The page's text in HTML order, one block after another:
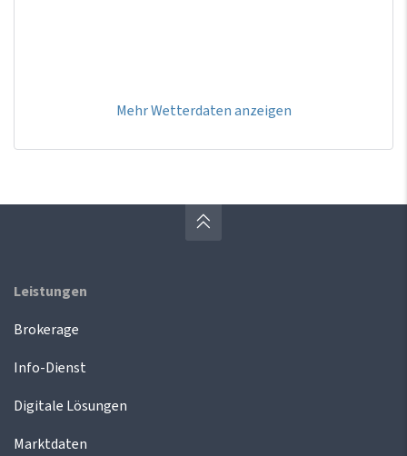
Mehr Wetterdaten anzeigen
Leistungen
Brokerage
Info-Dienst
Digitale Lösungen
Marktdaten